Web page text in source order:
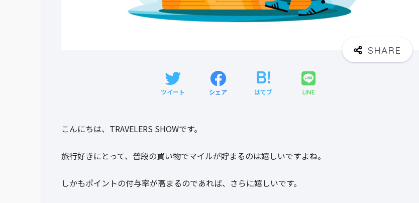
ツイート シェア はてブ LINE
こんにちは、TRAVELERS SHOWです。
旅行好きにとって、普段の買い物でマイルが貯まるのは嬉しいですよね。
しかもポイントの付与率が高まるのであれば、さらに嬉しいです。